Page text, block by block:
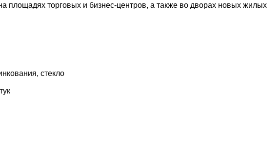
площадях торговых и бизнес-центров, а также во дворах новых жилых
стекло